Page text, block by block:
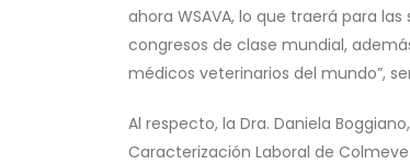
ahora WSAVA, lo que traerá para
congresos de clase mundial,
médicos veterinarios del mundo”,
Al respecto, la Dra. Daniela
Caracterización Laboral de